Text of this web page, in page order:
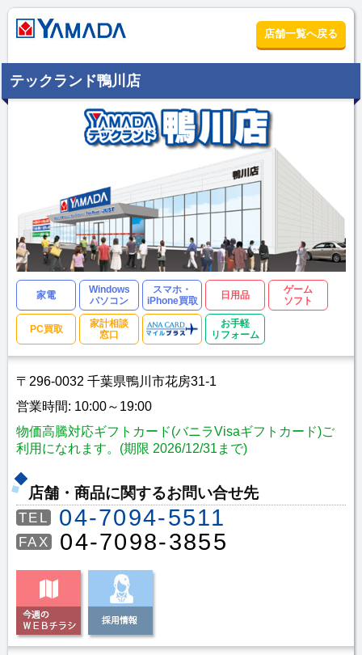
店舗一覧へ戻る
テックランド鴨川店
家電
Windows
パソコン
スマホ・
iPhone買取
日用品
ゲーム
ソフト
PC買取
家計相談
窓口
お手軽
リフォーム
〒296-0032 千葉県鴨川市花房31-1
営業時間: 10:00～19:00
物価高騰対応ギフトカード(バニラVisaギフトカード)ご
利用になれます。(期限 2026/12/31まで)
店舗・商品に関するお問い合せ先
TEL 04-7094-5511
FAX 04-7098-3855